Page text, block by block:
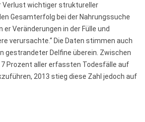
Verlust wichtiger struktureller
Gesamterfolg bei der Nahrungssuche
er Veränderungen in der Fülle und
verursachte.“ Die Daten stimmen auch
gestrandeter Delfine überein. Zwischen
Prozent aller erfassten Todesfälle auf
2013 stieg diese Zahl jedoch auf